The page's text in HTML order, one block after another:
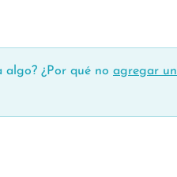
algo? ¿Por qué no agregar un